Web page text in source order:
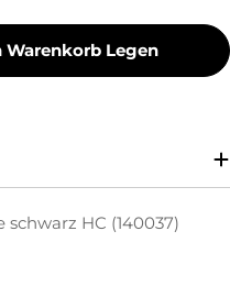
Toner-
Toner Toner-
Warenkorb Legen
HC (140037)